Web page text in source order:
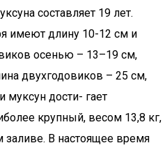
составляет 19 лет.
имеют длину 10-12 см и
осенью – 13–19 см,
двухгодовиков – 25 см,
муксун дости- гает
крупный, весом 13,8 кг,
В настоящее время